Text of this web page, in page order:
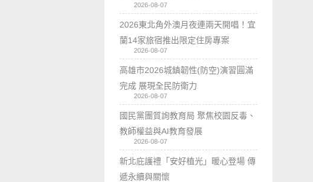
2026-08-07
2026東北角外澳月夜連兩天開唱！宜
蘭14家旅宿推出限定住房專案
2026-08-07
高雄市2026城鎮韌性(防空)演習圓滿
完成 展現全民防衛力
2026-08-07
國民黨團質詢教育局 聚焦校園反毒、
教師權益與AI教育發展
2026-08-07
新北庇護禮「安好植光」暖心登場 傳
遞永續與關懷